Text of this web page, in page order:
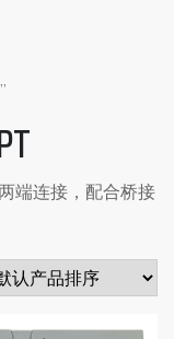
端连接，配合桥接